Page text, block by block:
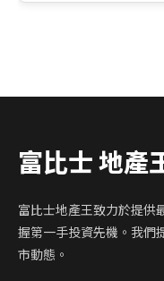
富比士 地產
富比士地產王致力於提供
握第一手投資先機。我們
市動態。